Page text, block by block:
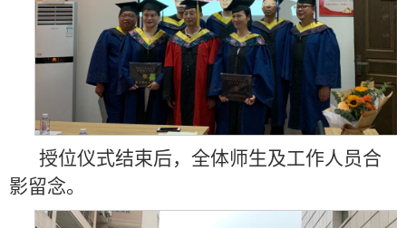
授位仪式结束后，全体师生及工作人员合
影留念。